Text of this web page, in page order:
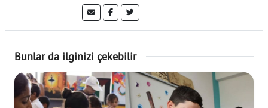
Bunlar da ilginizi çekebilir